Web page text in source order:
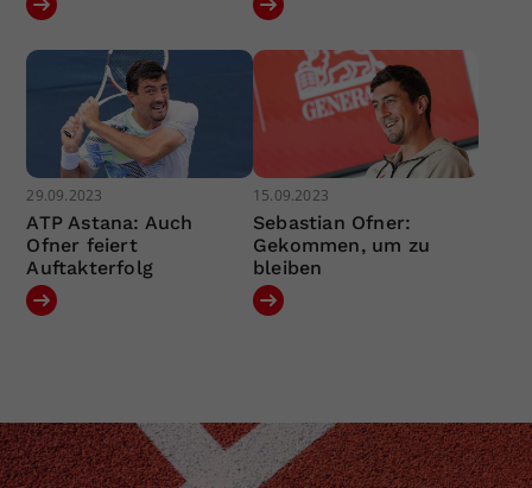
29.09.2023
ATP Astana: Auch
Ofner feiert
Auftakterfolg
15.09.2023
Sebastian Ofner:
Gekommen, um zu
bleiben